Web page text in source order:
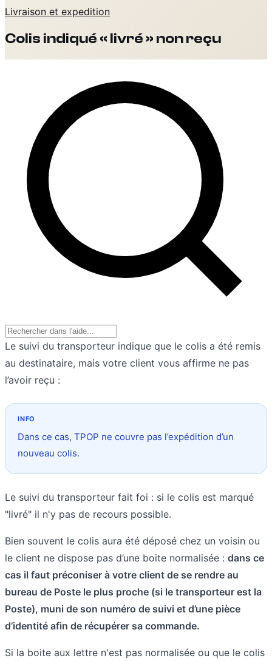
Livraison et expedition
Colis indiqué « livré » non reçu
Le suivi du transporteur indique que le colis a été remis
au destinataire, mais votre client vous affirme ne pas
l’avoir reçu :
Dans ce cas, TPOP ne couvre pas l’expédition d’un
nouveau colis.
Le suivi du transporteur fait foi : si le colis est marqué
"livré" il n'y pas de recours possible.
Bien souvent le colis aura été déposé chez un voisin ou
le client ne dispose pas d’une boite normalisée : dans ce
cas il faut préconiser à votre client de se rendre au
bureau de Poste le plus proche (si le transporteur est la
Poste), muni de son numéro de suivi et d’une pièce
d’identité afin de récupérer sa commande.
Si la boite aux lettre n'est pas normalisée ou que le colis